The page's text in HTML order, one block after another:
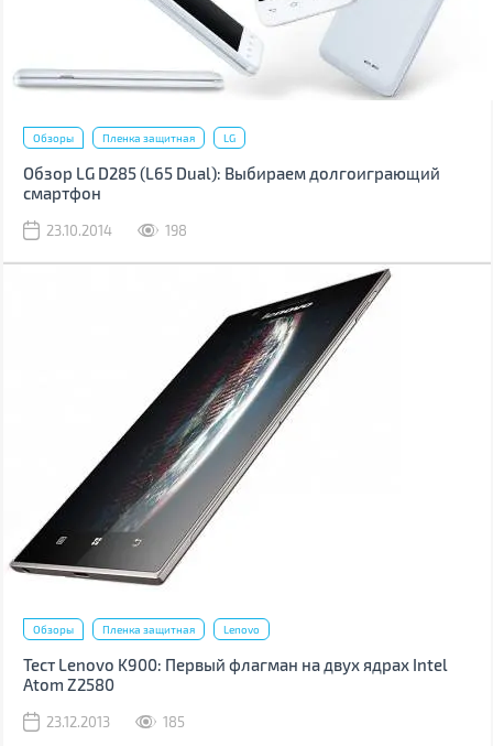
Обзоры Пленка защитная LG
Обзор LG D285 (L65 Dual): Выбираем долгоиграющий
смартфон
23.10.2014 198
Обзоры Пленка защитная Lenovo
Тест Lenovo K900: Первый флагман на двух ядрах Intel
Atom Z2580
23.12.2013 185